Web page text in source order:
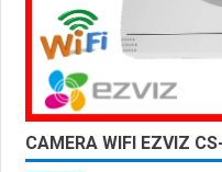
CAMERA WIFI EZVIZ